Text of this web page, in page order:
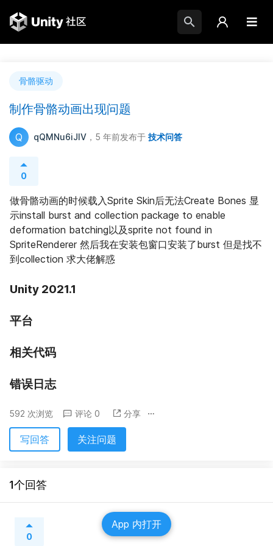
骨骼驱动
制作骨骼动画出现问题
Q qQMNu6iJlV ，5 年前发布于 技术问答
0
做骨骼动画的时候载入Sprite Skin后无法Create Bones 显
示install burst and collection package to enable
deformation batching以及sprite not found in
SpriteRenderer 然后我在安装包窗口安装了burst 但是找不
到collection 求大佬解惑
Unity 2021.1
平台
相关代码
错误日志
592 次浏览 评论 0 分享
写回答 关注问题
1个回答
0
App 内打开